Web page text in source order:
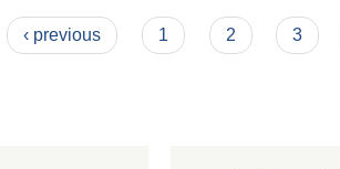
‹ previous 1 2 3